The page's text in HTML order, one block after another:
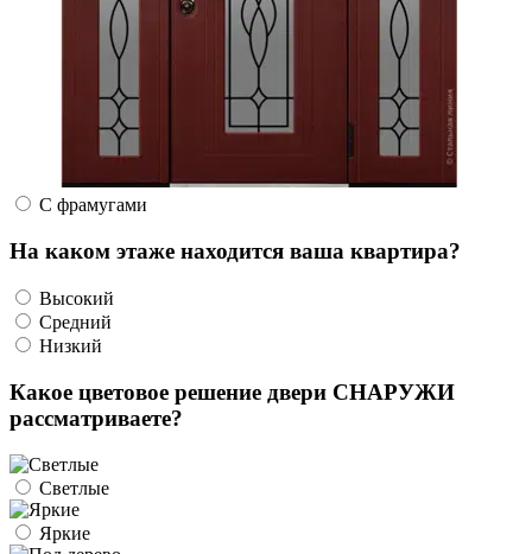
С фрамугами
На каком этаже находится ваша квартира?
Высокий
Средний
Низкий
Какое цветовое решение двери СНАРУЖИ
рассматриваете?
Светлые
Яркие